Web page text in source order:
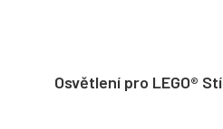
Osvětlení pro LEGO®